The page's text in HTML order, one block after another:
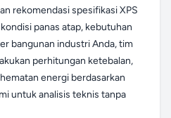
rekomendasi spesifikasi XPS
panas atap, kebutuhan
bangunan industri Anda, tim
perhitungan ketebalan,
energi berdasarkan
untuk analisis teknis tanpa